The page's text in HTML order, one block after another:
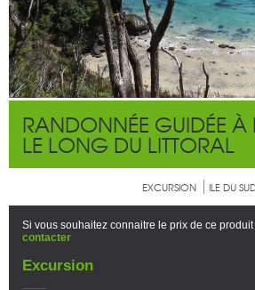
RANDONNÉE GUIDÉE À
LE LONG DU LITTORAL
EXCURSION ILE DU
Si vous souhaitez connaitre le prix de ce produit
contacter
Excursion